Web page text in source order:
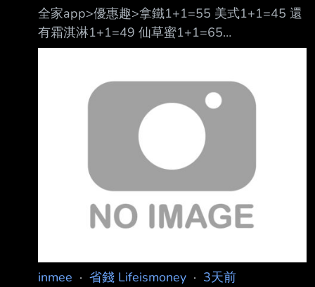
全家app>優惠趣>拿鐵1+1=55 美式1+1=45 還
有霜淇淋1+1=49 仙草蜜1+1=65
https://i.meee.com.tw/9uHcdn9.jpg ------- 另外
https://i.meee.com.tw/BIGDIHG.png 應該還行
吧! 在座各位大德怎麼看? --
inmee · 省錢 Lifeismoney · 3天前